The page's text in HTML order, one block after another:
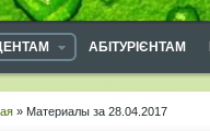
АБІТУРІЄНТАМ
» Материалы за 28.04.2017